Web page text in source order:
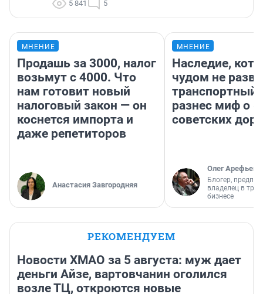
5 841 5
МНЕНИЕ
Продашь за 3000, налог
возьмут с 4000. Что
нам готовит новый
налоговый закон — он
коснется импорта и
даже репетиторов
Анастасия Завгородняя
МНЕНИЕ
Наследие,
чудом не
транспортный
разнес миф о
советских
Олег Арефьев
Блогер,
владелец в
бизнесе
РЕКОМЕНДУЕМ
Новости ХМАО за 5 августа: муж дает
деньги Айзе, вартовчанин оголился
возле ТЦ, откроются новые